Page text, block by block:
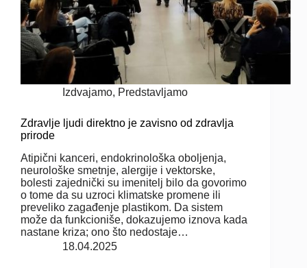
Izdvajamo, Predstavljamo
Zdravlje ljudi direktno je zavisno od zdravlja
prirode
Atipični kanceri, endokrinološka oboljenja,
neurološke smetnje, alergije i vektorske,
bolesti zajednički su imenitelj bilo da govorimo
o tome da su uzroci klimatske promene ili
preveliko zagađenje plastikom. Da sistem
može da funkcioniše, dokazujemo iznova kada
nastane kriza; ono što nedostaje…
18.04.2025